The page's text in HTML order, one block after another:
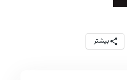
بیشتر